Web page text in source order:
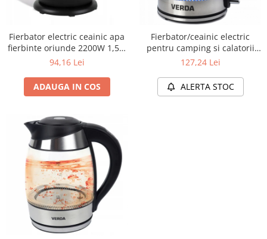
compresoare
Cricuri Auto Hidraulice
Pneumatice si Trapezoidale
Cricuri hidraulice
Cricuri pneumatice
Cricuri trapezoidale
Feon Electric
Generatoare curent
Gresoare
Macarale și vinciuri
Masini de gaurit si Insurubat
Motoare electrice
Pistol de Lipit
Polizoare
Motocositoare si Motosape
Pompe
Taiat gresie si faianta
Uz intern
Ventilatoare radiatoare
umidificatoare
Fierbator electric ceainic apa
fierbinte oriunde 2200W 1,5 L
SN0615L
94,16 Lei
ADAUGA IN COS
Fierbator/ceainic electric
pentru camping si calatorii
confortul de acasa portabil
127,24 Lei
ALERTA STOC